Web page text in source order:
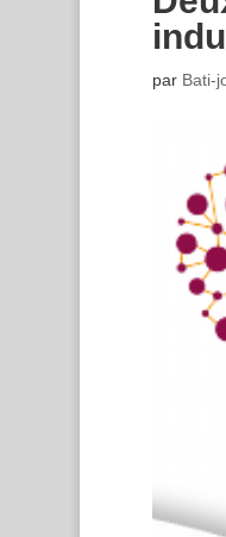
par Bati-